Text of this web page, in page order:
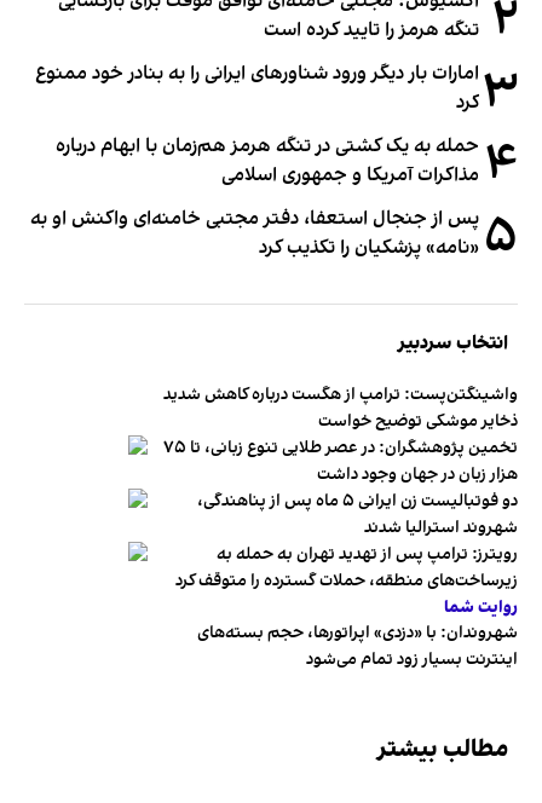
۲ تنگه هرمز را تایید کرده است
۳ امارات بار دیگر ورود شناورهای ایرانی را به بنادر خود ممنوع
کرد
۴ حمله به یک کشتی در تنگه هرمز هم‌زمان با ابهام درباره
مذاکرات آمریکا و جمهوری اسلامی
۵ پس از جنجال استعفا، دفتر مجتبی خامنه‌ای واکنش او به
«نامه» پزشکیان را تکذیب کرد
انتخاب سردبیر
واشینگتن‌پست: ترامپ از هگست درباره کاهش شدید
ذخایر موشکی توضیح خواست
تخمین پژوهشگران: در عصر طلایی تنوع زبانی، تا ۷۵
هزار زبان در جهان وجود داشت
دو فوتبالیست زن ایرانی ۵ ماه پس از پناهندگی،
شهروند استرالیا شدند
رویترز: ترامپ پس از تهدید تهران به حمله به
زیرساخت‌های منطقه، حملات گسترده را متوقف کرد
روایت شما
شهروندان:‌ با «دزدی» اپراتورها، حجم بسته‌های
اینترنت بسیار زود تمام می‌شود
مطالب بیشتر